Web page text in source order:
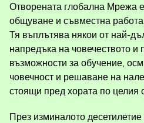
Отворената глобална Мрежа
общуване и съвместна
Тя въплътява някои от най-
напредъка на човечеството и
възможности за обучение,
човечност и решаване на
стоящи пред хората по целия
През изминалото